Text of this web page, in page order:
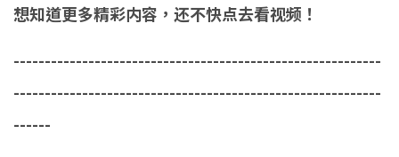
想知道更多精彩内容，还不快点去看视频！
-----------------------------------------------------------
-----------------------------------------------------------
------